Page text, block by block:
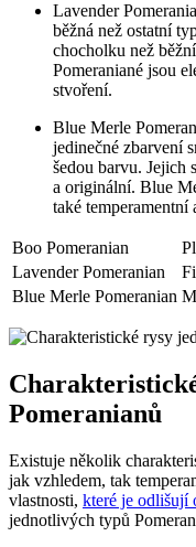
Lavender
běžná než ostatní
chocholku než
Pomeraniané jsou
stvoření.
Blue Merle
⁢jedinečné⁣ zbarvení‍
⁣šedou⁤ barvu. Jejich
‌a originální. Blue
také temperamentní
Boo Pomeranian
Lavender Pomeranian
Blue Merle Pomeranian
Pomeranianů
Existuje několik
jak vzhledem, tak
vlastnosti, ‌ které je odlišují
jednotlivých‌ typů